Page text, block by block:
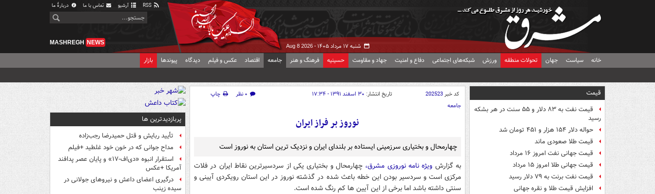
آرشیو تماس با ما دربارهٔ ما
شنبه ۱۷ مرداد ۱۴۰۵ - Aug 8 2026
MASHREGH NEWS
خانه سیاست جهان تحولات منطقه ورزش شبکه‌های اجتماعی دفاع و امنیت جهاد و مقاومت حسینیه فرهنگ و هنر جامعه اقتصاد عکس و فیلم دیدگاه پیوندها بازار
قیمت
قیمت نفت به ۸۳ دلار و ۵۵ سنت در هر بشکه
رسید
حواله دلار ۱۵۴ هزار و ۴۵۱ تومان شد
قیمت طلا صعودی ماند
قیمت جهانی نفت امروز ۱۶ مرداد
قیمت جهانی طلا امروز ۱۵ مرداد
قیمت نفت برنت به ۷۹ دلار رسید
افزایش قیمت طلا و نقره جهانی
کد خبر202523 تاریخ انتشار: ۳۰ اسفند ۱۳۹۱ - ۱۷:۳۴ ۰ نظر
چاپ
جامعه
نوروز بر فراز ایران
چهارمحال و بختیاری سرزمینی ایستاده بر بلندای ایران و نزدیک ترین استان به نوروز است
به گزارش ویژه نامه نوروزی مشرق، چهارمحال و بختیاری یکی از سردسیرترین نقاط ایران در فلات
مرکزی است و سردسیر بودن این خطه باعث شده در گذشته نوروز در این استان رویکردی آیینی و
سنتی داشته باشد اما برخی از این آیین ها کم رنگ شده است.
پربازدیدترین ها
تأیید ربایش و قتل حمیدرضا رجب‌زاده
مداح جوانی که در خون خود غلطید +فیلم
استقرار انبوه «دی‌اف‑۱۷» و پایان عصر پدافند
آمریکا +عکس
درگیری اعضای داعش و نیروهای جولانی در
سیده زینب